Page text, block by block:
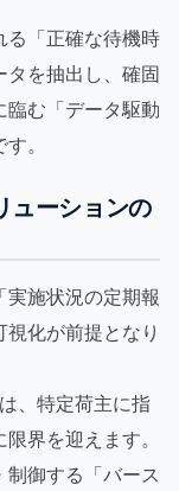
る「正確な待機時
を抽出し、確固
臨む「データ駆動
。
ューションの
実施状況の定期報
化が前提となり
、特定荷主に指
界を迎えます。
御する「バース